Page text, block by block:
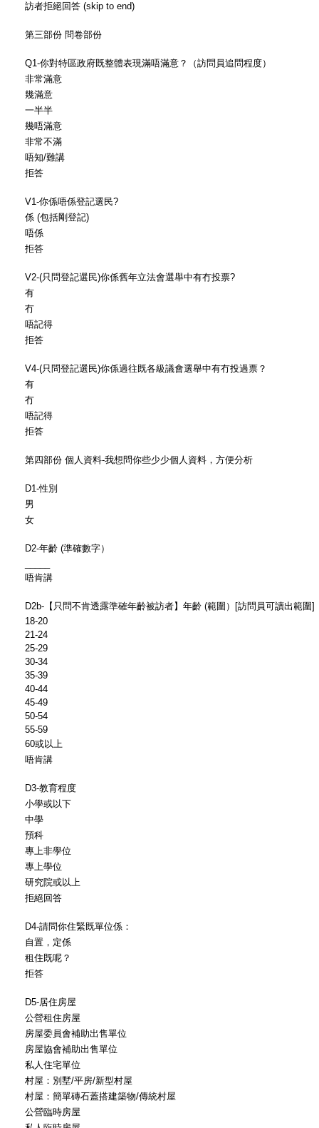
訪者拒絕回答 (skip to end)
第三部份 問卷部份
Q1-你對特區政府既整體表現滿唔滿意？（訪問員追問程度）
非常滿意
幾滿意
一半半
幾唔滿意
非常不滿
唔知/難講
拒答
V1-你係唔係登記選民?
係 (包括剛登記)
唔係
拒答
V2-(只問登記選民)你係舊年立法會選舉中有冇投票?
有
冇
唔記得
拒答
V4-(只問登記選民)你係過往既各級議會選舉中有冇投過票？
有
冇
唔記得
拒答
第四部份 個人資料-我想問你些少少個人資料，方便分析
D1-性別
男
女
D2-年齡 (準確數字）
唔肯講
D2b-【只問不肯透露準確年齡被訪者】年齡 (範圍）[訪問員可讀出範圍]
18-20
21-24
25-29
30-34
35-39
40-44
45-49
50-54
55-59
60或以上
唔肯講
D3-教育程度
小學或以下
中學
預科
專上非學位
專上學位
研究院或以上
拒絕回答
D4-請問你住緊既單位係：
自置，定係
租住既呢？
拒答
D5-居住房屋
公營租住房屋
房屋委員會補助出售單位
房屋協會補助出售單位
私人住宅單位
村屋：別墅/平房/新型村屋
村屋：簡單磚石蓋搭建築物/傳統村屋
公營臨時房屋